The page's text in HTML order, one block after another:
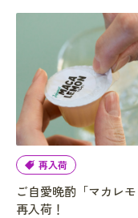
再入荷
ご自愛晩酌「マカレモ
再入荷！